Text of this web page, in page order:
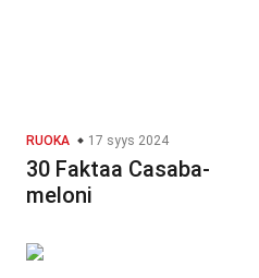
RUOKA 17 syys 2024
30 Faktaa Casaba-
meloni